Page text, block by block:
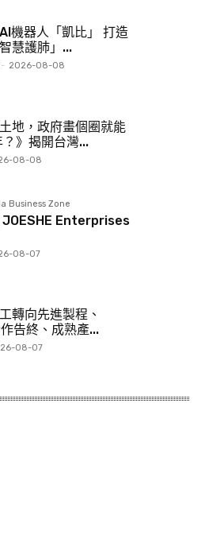
機器人「凱比」 打造
慧護肺」...
- 2026-08-08
土地，政府畫個圈就能
》揭開台灣...
08-08
Business Zone
JOESHE Enterprises
08-07
轉向先進製程、
告終、成熟產...
08-07